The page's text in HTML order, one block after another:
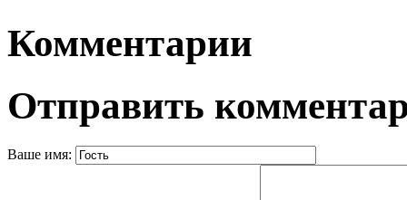
Комментарии
Отправить
Ваше имя: